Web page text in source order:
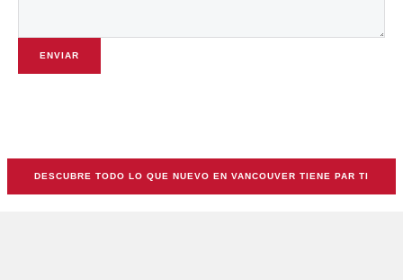
ENVIAR
DESCUBRE TODO LO QUE NUEVO EN VANCOUVER TIENE PAR TI